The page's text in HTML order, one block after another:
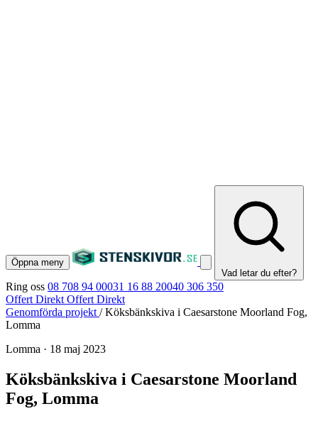
Öppna meny
Vad letar du efter?
Ring oss 08 708 94 00031 16 88 20040 306 350
Offert Direkt Offert Direkt
Genomförda projekt / Köksbänkskiva i Caesarstone Moorland Fog,
Lomma
Lomma · 18 maj 2023
Köksbänkskiva i Caesarstone Moorland
Fog, Lomma